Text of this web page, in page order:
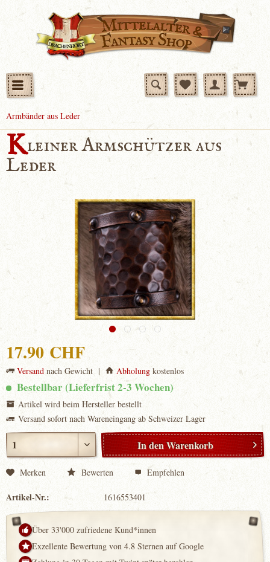
Armbänder aus Leder
Kleiner Armschützer aus
Leder
17.90 CHF
Versandnach Gewicht | Abholungkostenlos
Bestellbar (Lieferfrist 2-3 Wochen)
Artikel wird beim Hersteller bestellt
Versand sofort nach Wareneingang ab Schweizer Lager
In denWarenkorb
Merken Bewerten Empfehlen
Artikel-Nr.: 1616553401
Über 33'000 zufriedene Kund*innen
Exzellente Bewertung von 4.8 Sternen auf Google